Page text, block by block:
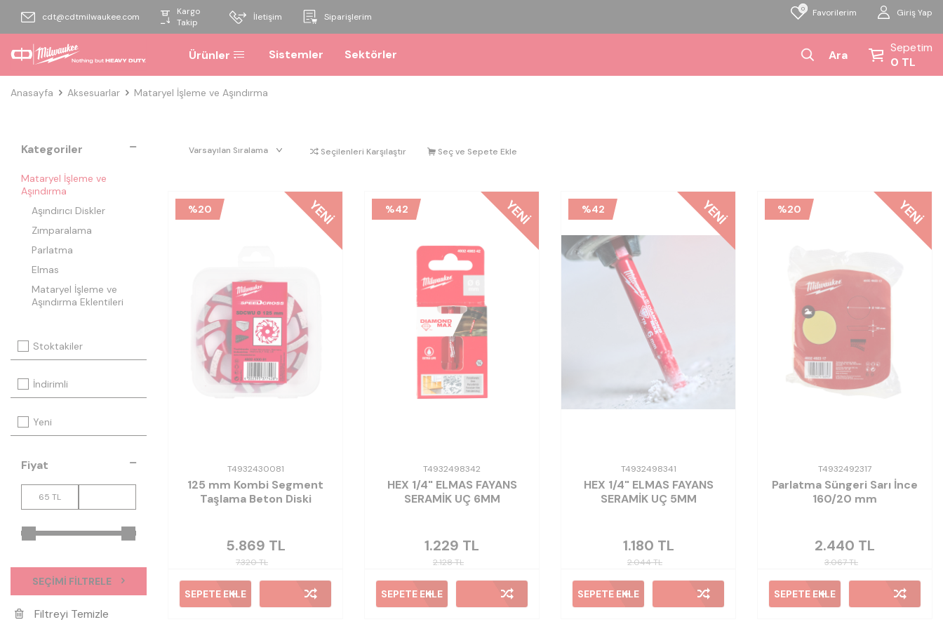
cdt@cdtmilwaukee.com
Kargo
Takip
İletişim Siparişlerim
0 Favorilerim Giriş Yap
Ürünler Sistemler Sektörler Ara
Sepetim
0 TL
Anasayfa Aksesuarlar Mataryel İşleme ve Aşındırma
Kategoriler
Mataryel İşleme ve
Aşındırma
Aşındırıcı Diskler
Zımparalama
Parlatma
Elmas
Mataryel İşleme ve
Aşındırma Eklentileri
Stoktakiler
İndirimli
Yeni
Fiyat
SEÇIMI FILTRELE
Filtreyi Temizle
Seçilenleri Karşılaştır Seç ve Sepete Ekle
%20 YENI
T4932430081
125 mm Kombi Segment
Taşlama Beton Diski
7.320TL
5.869 TL
SEPETE EKLE
%42 YENI
T4932498342
HEX 1/4" ELMAS FAYANS
SERAMİK UÇ 6MM
2.128TL
1.229 TL
SEPETE EKLE
%42 YENI
T4932498341
HEX 1/4" ELMAS FAYANS
SERAMİK UÇ 5MM
2.044TL
1.180 TL
SEPETE EKLE
%20 YENI
T4932492317
Parlatma Süngeri Sarı İnce
160/20 mm
3.067TL
2.440 TL
SEPETE EKLE